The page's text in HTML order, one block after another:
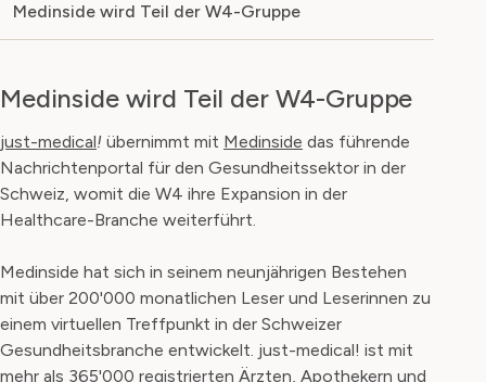
Medinside wird Teil der W4-Gruppe
just-medical! übernimmt mit Medinside das führende
Nachrichtenportal für den Gesundheitssektor in der
Schweiz, womit die W4 ihre Expansion in der
Healthcare-Branche weiterführt.
Medinside hat sich in seinem neunjährigen Bestehen
mit über 200'000 monatlichen Leser und Leserinnen zu
einem virtuellen Treffpunkt in der Schweizer
Gesundheitsbranche entwickelt. just-medical! ist mit
mehr als 365'000 registrierten Ärzten, Apothekern und
Medinside wird Teil der W4-Gruppe